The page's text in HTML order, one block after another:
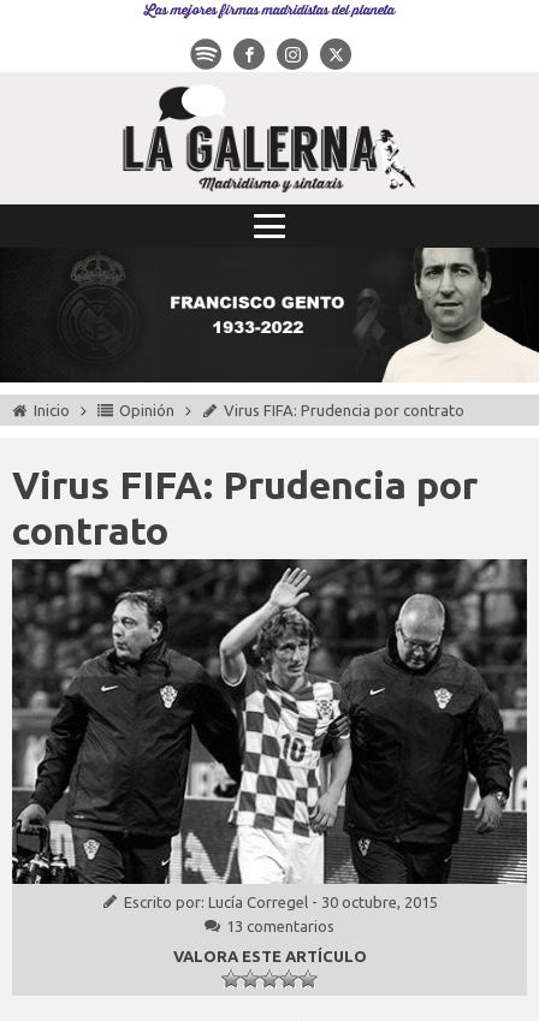
Las mejores firmas madridistas del planeta
Inicio Opinión Virus FIFA: Prudencia por contrato
Virus FIFA: Prudencia por
contrato
Escrito por: Lucía Corregel- 30 octubre, 2015
13 comentarios
VALORA ESTE ARTÍCULO